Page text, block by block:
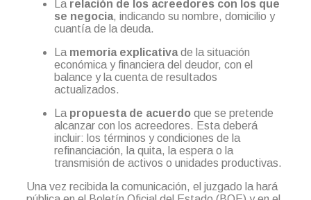
La relación de los acreedores con los que
se negocia, indicando su nombre, domicilio y
cuantía de la deuda.
La memoria explicativade la situación
económica y financiera del deudor, con el
balance y la cuenta de resultados
actualizados.
La propuesta de acuerdo que se pretende
alcanzar con los acreedores. Esta deberá
incluir: los términos y condiciones de la
refinanciación, la quita, la espera o la
transmisión de activos o unidades productivas.
Una vez recibida la comunicación, el juzgado la hará